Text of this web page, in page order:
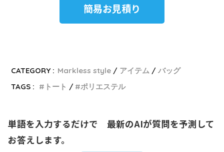
簡易お見積り
CATEGORY : Markless style アイテム
バッグ
TAGS :
トート ポリエステル
単語を入力するだけで　最新のAIが質問を予測して
お答えします。